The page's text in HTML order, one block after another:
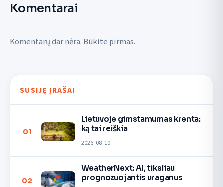
Komentarai
Komentarų dar nėra. Būkite pirmas.
SUSIJĘ ĮRAŠAI
01
Lietuvoje gimstamumas krenta:
ką tai reiškia
2026-08-10
02
WeatherNext: AI, tiksliau
prognozuojantis uraganus